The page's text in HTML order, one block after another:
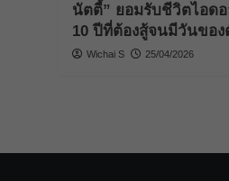
นัตตี้” ยอมรับชีวิตไอดอ
10 ปีที่ต้องสู้จนมีวันของ
Wichai S 25/04/2026